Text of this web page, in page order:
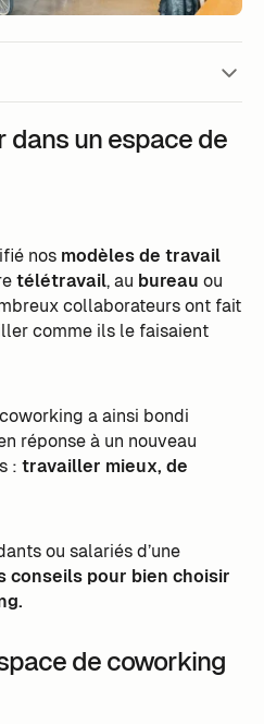
dans un espace de
nos modèles de travail
télétravail, au bureau ou
collaborateurs ont fait
comme ils le faisaient
a ainsi bondi
réponse à un nouveau
: travailler mieux, de
ou salariés d’une
conseils pour bien choisir
de coworking